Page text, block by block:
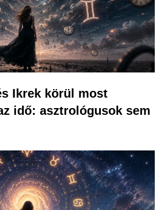
Ikrek körül most
idő: asztrológusok sem